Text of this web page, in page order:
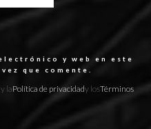
y web en este
que comente.
laPolítica de privacidady losTérminos